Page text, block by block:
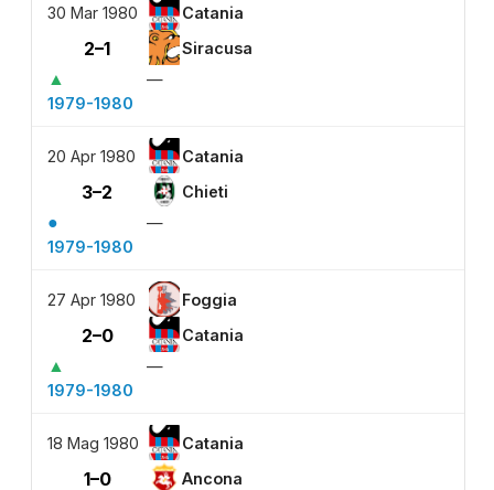
30 Mar 1980 Catania
2–1 Siracusa
▲
—
1979-1980
20 Apr 1980 Catania
3–2 Chieti
●
—
1979-1980
27 Apr 1980 Foggia
2–0 Catania
▲
—
1979-1980
18 Mag 1980 Catania
1–0 Ancona